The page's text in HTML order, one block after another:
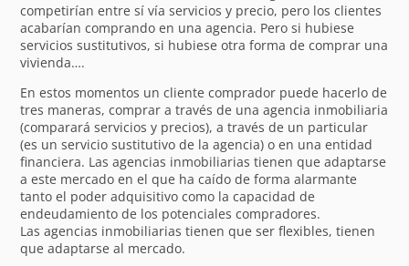
competirían entre sí vía servicios y precio, pero los clientes
acabarían comprando en una agencia. Pero si hubiese
servicios sustitutivos, si hubiese otra forma de comprar una
vivienda….
En estos momentos un cliente comprador puede hacerlo de
tres maneras, comprar a través de una agencia inmobiliaria
(comparará servicios y precios), a través de un particular
(es un servicio sustitutivo de la agencia) o en una entidad
financiera. Las agencias inmobiliarias tienen que adaptarse
a este mercado en el que ha caído de forma alarmante
tanto el poder adquisitivo como la capacidad de
endeudamiento de los potenciales compradores.
Las agencias inmobiliarias tienen que ser flexibles, tienen
que adaptarse al mercado.